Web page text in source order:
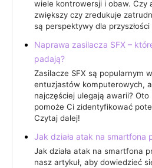
wiele kontrowersji i obaw. Czy
zwiększy czy zredukuje
są perspektywy dla
Naprawa zasilacza SFX –
padają?
Zasilacze SFX są popularnym
entuzjastów komputerowych,
najczęściej ulegają awarii?
pomoże Ci zidentyfikować
Czytaj dalej!
Jak działa atak na smartfona
Jak działa atak na smartfona
nasz artykuł, aby dowiedzieć